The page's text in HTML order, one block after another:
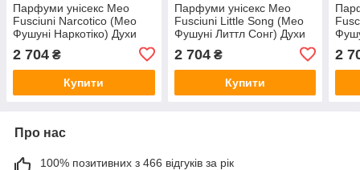
Парфуми унісекс Meo
Fusciuni Narcotico (Мео
Фушуні Наркотіко) Духи
2 704 ₴
Купити
Парфуми унісекс Meo
Fusciuni Little Song (Мео
Фушуні Литтл Сонг) Духи
2 704₴
Купити
2
Про нас
100% позитивних з 466 відгуків за рік